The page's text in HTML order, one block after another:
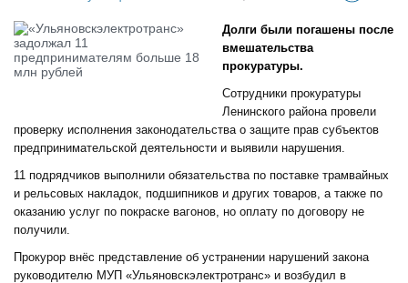
Долги были погашены после
вмешательства
прокуратуры.
Сотрудники прокуратуры
Ленинского района провели
проверку исполнения законодательства о защите прав субъектов
предпринимательской деятельности и выявили нарушения.
11 подрядчиков выполнили обязательства по поставке трамвайных
и рельсовых накладок, подшипников и других товаров, а также по
оказанию услуг по покраске вагонов, но оплату по договору не
получили.
Прокурор внёс представление об устранении нарушений закона
руководителю МУП «Ульяновскэлектротранс» и возбудил в